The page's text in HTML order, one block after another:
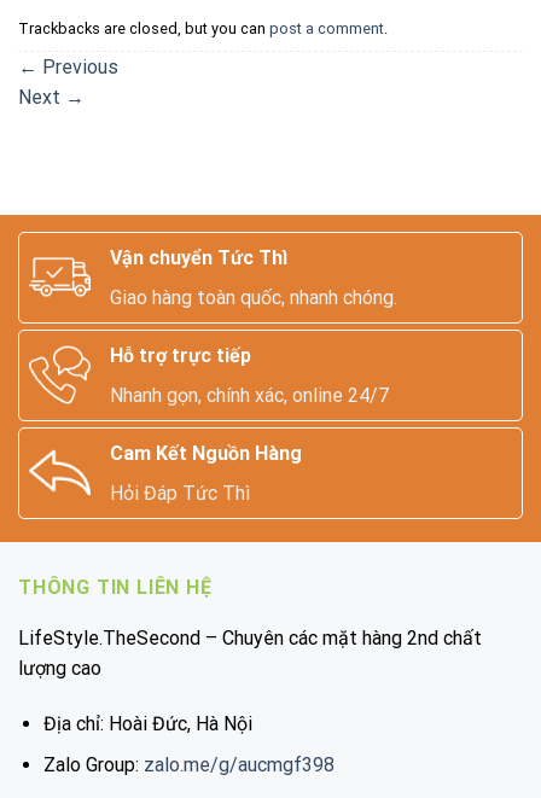
Trackbacks are closed, but you can post a comment.
← Previous
Next →
Vận chuyển Tức Thì
Giao hàng toàn quốc, nhanh chóng.
Hỗ trợ trực tiếp
Nhanh gọn, chính xác, online 24/7
Cam Kết Nguồn Hàng
Hỏi Đáp Tức Thì
THÔNG TIN LIÊN HỆ
LifeStyle.TheSecond – Chuyên các mặt hàng 2nd chất
lượng cao
Địa chỉ: Hoài Đức, Hà Nội
Zalo Group: zalo.me/g/aucmgf398